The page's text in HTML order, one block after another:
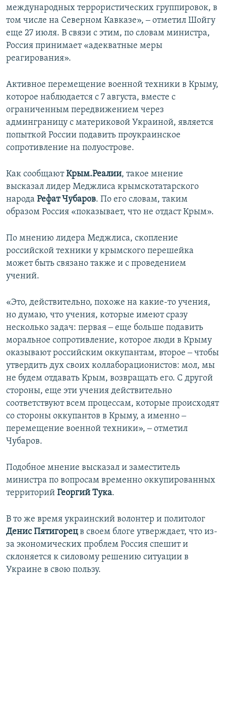
международных террористических группировок, в
том числе на Северном Кавказе», ‒ отметил Шойгу
еще 27 июля. В связи с этим, по словам министра,
Россия принимает «адекватные меры
реагирования».
Активное перемещение военной техники в Крыму,
которое наблюдается с 7 августа, вместе с
ограниченным передвижением через
админграницу с материковой Украиной, является
попыткой России подавить проукраинское
сопротивление на полуострове.
Как сообщаютКрым.Реалии, такое мнение
высказал лидер Меджлиса крымскотатарского
народа Рефат Чубаров. По его словам, таким
образом Россия «показывает, что не отдаст Крым».
По мнению лидера Меджлиса, скопление
российской техники у крымского перешейка
может быть связано также и с проведением
учений.
«Это, действительно, похоже на какие-то учения,
но думаю, что учения, которые имеют сразу
несколько задач: первая ‒ еще больше подавить
моральное сопротивление, которое люди в Крыму
оказывают российским оккупантам, второе ‒ чтобы
утвердить дух своих коллаборационистов: мол, мы
не будем отдавать Крым, возвращать его. С другой
стороны, еще эти учения действительно
соответствуют всем процессам, которые происходят
со стороны оккупантов в Крыму, а именно ‒
перемещение военной техники», ‒ отметил
Чубаров.
Подобное мнение высказал и заместитель
министра по вопросам временно оккупированных
территорий Георгий Тука.
В то же время украинский волонтер и политолог
Денис Пятигорецв своем блоге утверждает, что из-
за экономических проблем Россия спешит и
склоняется к силовому решению ситуации в
Украине в свою пользу.